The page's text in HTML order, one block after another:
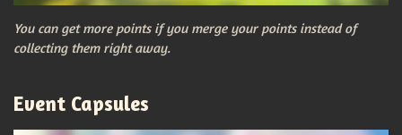
You can get more points if you merge your points instead of
collecting them right away.
Event Capsules